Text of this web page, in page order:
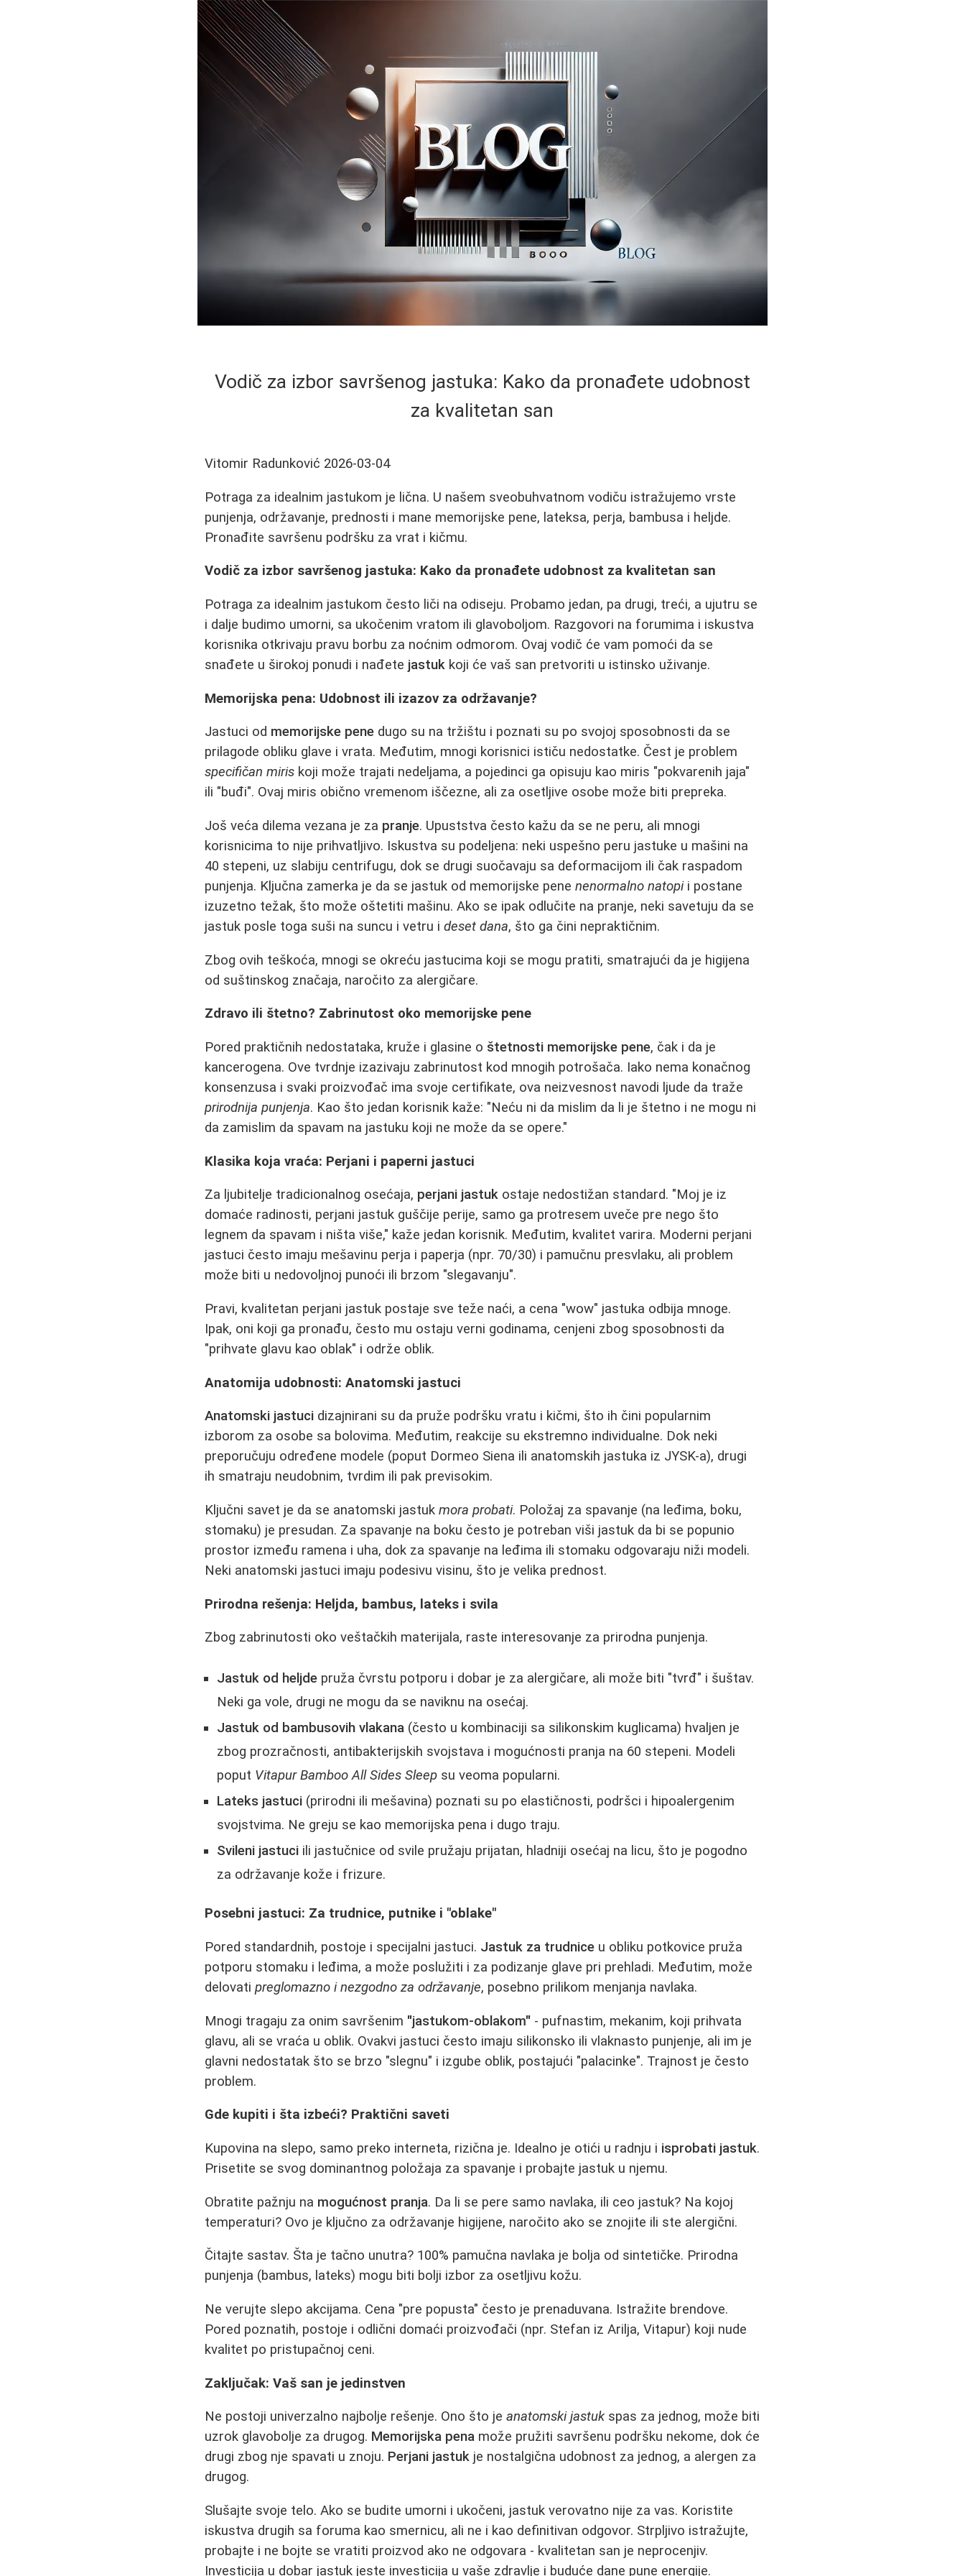
Vodič za izbor savršenog jastuka: Kako da pronađete udobnost
za kvalitetan san
Vitomir Radunković 2026-03-04
Potraga za idealnim jastukom je lična. U našem sveobuhvatnom vodiču istražujemo vrste
punjenja, održavanje, prednosti i mane memorijske pene, lateksa, perja, bambusa i heljde.
Pronađite savršenu podršku za vrat i kičmu.
Vodič za izbor savršenog jastuka: Kako da pronađete udobnost za kvalitetan san
Potraga za idealnim jastukom često liči na odiseju. Probamo jedan, pa drugi, treći, a ujutru se
i dalje budimo umorni, sa ukočenim vratom ili glavoboljom. Razgovori na forumima i iskustva
korisnika otkrivaju pravu borbu za noćnim odmorom. Ovaj vodič će vam pomoći da se
snađete u širokoj ponudi i nađete jastuk koji će vaš san pretvoriti u istinsko uživanje.
Memorijska pena: Udobnost ili izazov za održavanje?
Jastuci od memorijske pene dugo su na tržištu i poznati su po svojoj sposobnosti da se
prilagode obliku glave i vrata. Međutim, mnogi korisnici ističu nedostatke. Čest je problem
specifičan miris koji može trajati nedeljama, a pojedinci ga opisuju kao miris "pokvarenih jaja"
ili "buđi". Ovaj miris obično vremenom iščezne, ali za osetljive osobe može biti prepreka.
Još veća dilema vezana je za pranje. Upuststva često kažu da se ne peru, ali mnogi
korisnicima to nije prihvatljivo. Iskustva su podeljena: neki uspešno peru jastuke u mašini na
40 stepeni, uz slabiju centrifugu, dok se drugi suočavaju sa deformacijom ili čak raspadom
punjenja. Ključna zamerka je da se jastuk od memorijske penenenormalno natopii postane
izuzetno težak, što može oštetiti mašinu. Ako se ipak odlučite na pranje, neki savetuju da se
jastuk posle toga suši na suncu i vetru ideset dana, što ga čini nepraktičnim.
Zbog ovih teškoća, mnogi se okreću jastucima koji se mogu pratiti, smatrajući da je higijena
od suštinskog značaja, naročito za alergičare.
Zdravo ili štetno? Zabrinutost oko memorijske pene
Pored praktičnih nedostataka, kruže i glasine o štetnosti memorijske pene, čak i da je
kancerogena. Ove tvrdnje izazivaju zabrinutost kod mnogih potrošača. Iako nema konačnog
konsenzusa i svaki proizvođač ima svoje certifikate, ova neizvesnost navodi ljude da traže
prirodnija punjenja. Kao što jedan korisnik kaže: "Neću ni da mislim da li je štetno i ne mogu ni
da zamislim da spavam na jastuku koji ne može da se opere."
Klasika koja vraća: Perjani i paperni jastuci
Za ljubitelje tradicionalnog osećaja, perjani jastuk ostaje nedostižan standard. "Moj je iz
domaće radinosti, perjani jastuk guščije perije, samo ga protresem uveče pre nego što
legnem da spavam i ništa više," kaže jedan korisnik. Međutim, kvalitet varira. Moderni perjani
jastuci često imaju mešavinu perja i paperja (npr. 70/30) i pamučnu presvlaku, ali problem
može biti u nedovoljnoj punoći ili brzom "slegavanju".
Pravi, kvalitetan perjani jastuk postaje sve teže naći, a cena "wow" jastuka odbija mnoge.
Ipak, oni koji ga pronađu, često mu ostaju verni godinama, cenjeni zbog sposobnosti da
"prihvate glavu kao oblak" i održe oblik.
Anatomija udobnosti: Anatomski jastuci
Anatomski jastuci dizajnirani su da pruže podršku vratu i kičmi, što ih čini popularnim
izborom za osobe sa bolovima. Međutim, reakcije su ekstremno individualne. Dok neki
preporučuju određene modele (poput Dormeo Siena ili anatomskih jastuka iz JYSK-a), drugi
ih smatraju neudobnim, tvrdim ili pak previsokim.
Ključni savet je da se anatomski jastukmora probati. Položaj za spavanje (na leđima, boku,
stomaku) je presudan. Za spavanje na boku često je potreban viši jastuk da bi se popunio
prostor između ramena i uha, dok za spavanje na leđima ili stomaku odgovaraju niži modeli.
Neki anatomski jastuci imaju podesivu visinu, što je velika prednost.
Prirodna rešenja: Heljda, bambus, lateks i svila
Zbog zabrinutosti oko veštačkih materijala, raste interesovanje za prirodna punjenja.
Jastuk od heljde pruža čvrstu potporu i dobar je za alergičare, ali može biti "tvrđ" i šuštav.
Neki ga vole, drugi ne mogu da se naviknu na osećaj.
Jastuk od bambusovih vlakana (često u kombinaciji sa silikonskim kuglicama) hvaljen je
zbog prozračnosti, antibakterijskih svojstava i mogućnosti pranja na 60 stepeni. Modeli
poput Vitapur Bamboo All Sides Sleep su veoma popularni.
Lateks jastuci (prirodni ili mešavina) poznati su po elastičnosti, podršci i hipoalergenim
svojstvima. Ne greju se kao memorijska pena i dugo traju.
Svileni jastuci ili jastučnice od svile pružaju prijatan, hladniji osećaj na licu, što je pogodno
za održavanje kože i frizure.
Posebni jastuci: Za trudnice, putnike i "oblake"
Pored standardnih, postoje i specijalni jastuci. Jastuk za trudnice u obliku potkovice pruža
potporu stomaku i leđima, a može poslužiti i za podizanje glave pri prehladi. Međutim, može
delovatipreglomazno i nezgodno za održavanje, posebno prilikom menjanja navlaka.
Mnogi tragaju za onim savršenim "jastukom-oblakom" - pufnastim, mekanim, koji prihvata
glavu, ali se vraća u oblik. Ovakvi jastuci često imaju silikonsko ili vlaknasto punjenje, ali im je
glavni nedostatak što se brzo "slegnu" i izgube oblik, postajući "palacinke". Trajnost je često
problem.
Gde kupiti i šta izbeći? Praktični saveti
Kupovina na slepo, samo preko interneta, rizična je. Idealno je otići u radnju i isprobati jastuk.
Prisetite se svog dominantnog položaja za spavanje i probajte jastuk u njemu.
Obratite pažnju na mogućnost pranja. Da li se pere samo navlaka, ili ceo jastuk? Na kojoj
temperaturi? Ovo je ključno za održavanje higijene, naročito ako se znojite ili ste alergični.
Čitajte sastav. Šta je tačno unutra? 100% pamučna navlaka je bolja od sintetičke. Prirodna
punjenja (bambus, lateks) mogu biti bolji izbor za osetljivu kožu.
Ne verujte slepo akcijama. Cena "pre popusta" često je prenaduvana. Istražite brendove.
Pored poznatih, postoje i odlični domaći proizvođači (npr. Stefan iz Arilja, Vitapur) koji nude
kvalitet po pristupačnoj ceni.
Zaključak: Vaš san je jedinstven
Ne postoji univerzalno najbolje rešenje. Ono što jeanatomski jastukspas za jednog, može biti
uzrok glavobolje za drugog. Memorijska pena može pružiti savršenu podršku nekome, dok će
drugi zbog nje spavati u znoju. Perjani jastuk je nostalgična udobnost za jednog, a alergen za
drugog.
Slušajte svoje telo. Ako se budite umorni i ukočeni, jastuk verovatno nije za vas. Koristite
iskustva drugih sa foruma kao smernicu, ali ne i kao definitivan odgovor. Strpljivo istražujte,
probajte i ne bojte se vratiti proizvod ako ne odgovara - kvalitetan san je neprocenjiv.
Investicija u dobar jastuk jeste investicija u vaše zdravlje i buduće dane pune energije.